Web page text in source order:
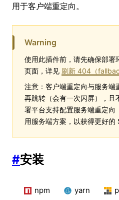
用于客户端重定向。
Warning
使用此插件前，请先确保部
页面，详见 刷新 404（
注意：客户端重定向与服务端
再跳转（会有一次闪屏），且
署平台支持配置服务端重定
用服务端方案，以获得更好的
#安装
npm yarn